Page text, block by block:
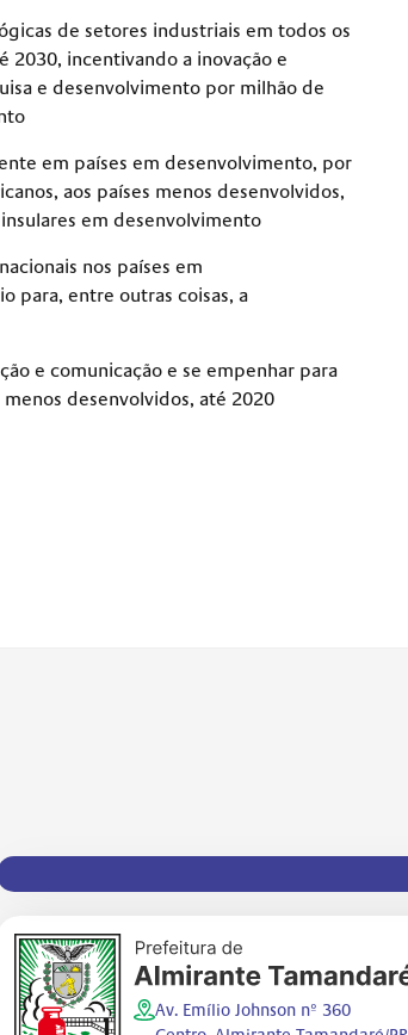
de setores industriais em todos os
2030, incentivando a inovação e
e desenvolvimento por milhão de
em países em desenvolvimento, por
aos países menos desenvolvidos,
em desenvolvimento
nos países em
para, entre outras coisas, a
e comunicação e se empenhar para
desenvolvidos, até 2020
Av. Emílio Johnson nº 360